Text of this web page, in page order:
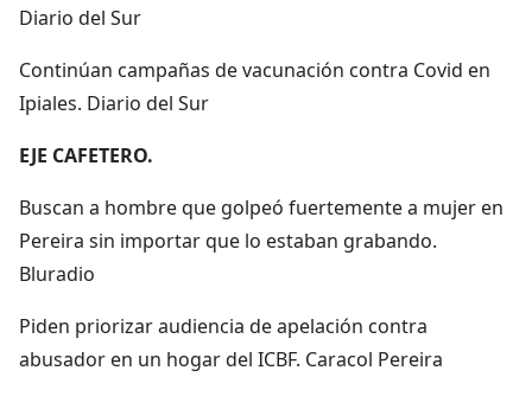
Diario del Sur
Continúan campañas de vacunación contra Covid en
Ipiales. Diario del Sur
EJE CAFETERO.
Buscan a hombre que golpeó fuertemente a mujer en
Pereira sin importar que lo estaban grabando.
Bluradio
Piden priorizar audiencia de apelación contra
abusador en un hogar del ICBF. Caracol Pereira